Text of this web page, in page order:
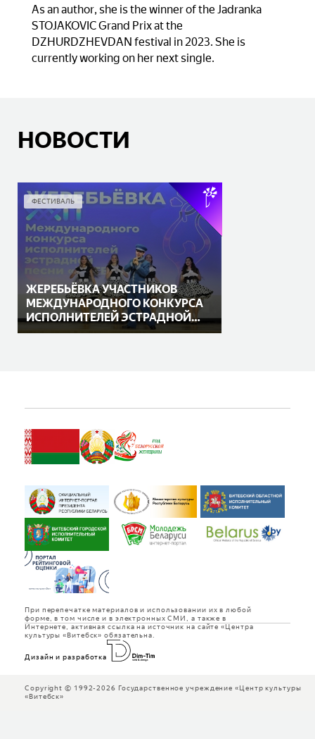
As an author, she is the winner of the Jadranka
STOJAKOVIC Grand Prix at the
DZHURDZHEVDAN festival in 2023. She is
currently working on her next single.
НОВОСТИ
ФЕСТИВАЛЬ
ЖЕРЕБЬЁВКА УЧАСТНИКОВ
МЕЖДУНАРОДНОГО КОНКУРСА
ИСПОЛНИТЕЛЕЙ ЭСТРАДНОЙ
ПЕСНИ
При перепечатке материалов и использовании их в любой
форме, в том числе и в электронных СМИ, а также в
Интернете, активная ссылка на источник на сайте «Центра
культуры «Витебск» обязательна.
Дизайн и разработка
Copyright © 1992-2026 Государственное учреждение «Центр культуры
«Витебск»